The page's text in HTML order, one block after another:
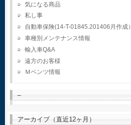
気になる商品
私し事
自動車保険(14-T-01845.201406月作成）
車種別メンテナンス情報
輸入車Q&A
遠方のお客様
Ｍベンツ情報
–
アーカイブ（直近12ヶ月）